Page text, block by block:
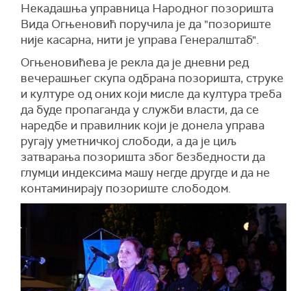
Некадашња управница Народног позоришта
Вида Огњеновић поручила је да "позориште
није касарна, нити је управа Генералштаб".
Огњеновићева је рекла да је дневни ред
вечерашњег скупа одбрана позоришта, струке
и културе од оних који мисле да култура треба
да буде пропаганда у служби власти, да се
наредбе и правилник који је донелауправа
ругају уметничкој слободи, а да је циљ
затварања позоришта због безбедности да
глумци индексима машу негде другде и да не
контаминирају позориште слободом.